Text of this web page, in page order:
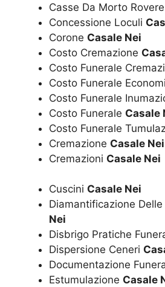
Casse Da Morto Rovere
Concessione Loculi
Corone Casale Nei
Costo Cremazione
Costo Funerale
Costo Funerale
Costo Funerale
Costo Funerale Casale
Costo Funerale
Cremazione Casale Nei
Cremazioni Casale Nei
Cuscini Casale Nei
Diamantificazione Delle
Nei
Disbrigo Pratiche
Dispersione Ceneri
Documentazione
Estumulazione Casale